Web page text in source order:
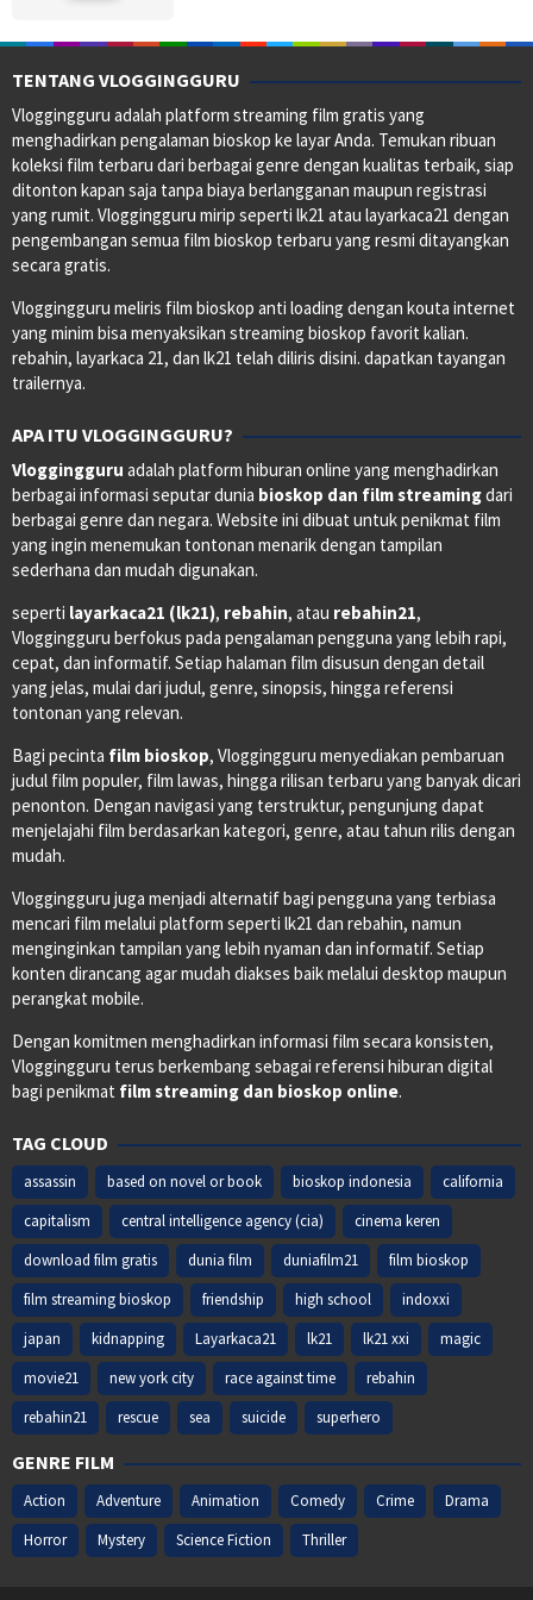
TENTANG VLOGGINGGURU
Vloggingguru adalah platform streaming film gratis yang
menghadirkan pengalaman bioskop ke layar Anda. Temukan ribuan
koleksi film terbaru dari berbagai genre dengan kualitas terbaik, siap
ditonton kapan saja tanpa biaya berlangganan maupun registrasi
yang rumit. Vloggingguru mirip seperti lk21 atau layarkaca21 dengan
pengembangan semua film bioskop terbaru yang resmi ditayangkan
secara gratis.
Vloggingguru meliris film bioskop anti loading dengan kouta internet
yang minim bisa menyaksikan streaming bioskop favorit kalian.
rebahin, layarkaca 21, dan lk21 telah diliris disini. dapatkan tayangan
trailernya.
APA ITU VLOGGINGGURU?
Vloggingguru adalah platform hiburan online yang menghadirkan
berbagai informasi seputar dunia bioskop dan film streamingdari
berbagai genre dan negara. Website ini dibuat untuk penikmat film
yang ingin menemukan tontonan menarik dengan tampilan
sederhana dan mudah digunakan.
seperti layarkaca21 (lk21), rebahin, atau rebahin21,
Vloggingguru berfokus pada pengalaman pengguna yang lebih rapi,
cepat, dan informatif. Setiap halaman film disusun dengan detail
yang jelas, mulai dari judul, genre, sinopsis, hingga referensi
tontonan yang relevan.
Bagi pecinta film bioskop, Vloggingguru menyediakan pembaruan
judul film populer, film lawas, hingga rilisan terbaru yang banyak dicari
penonton. Dengan navigasi yang terstruktur, pengunjung dapat
menjelajahi film berdasarkan kategori, genre, atau tahun rilis dengan
mudah.
Vloggingguru juga menjadi alternatif bagi pengguna yang terbiasa
mencari film melalui platform seperti lk21 dan rebahin, namun
menginginkan tampilan yang lebih nyaman dan informatif. Setiap
konten dirancang agar mudah diakses baik melalui desktop maupun
perangkat mobile.
Dengan komitmen menghadirkan informasi film secara konsisten,
Vloggingguru terus berkembang sebagai referensi hiburan digital
bagi penikmat film streaming dan bioskop online.
TAG CLOUD
assassin based on novel or book bioskop indonesia
california
capitalism
central intelligence agency (cia)
cinema keren
download film gratis
dunia film duniafilm21
film bioskop
film streaming bioskop
friendship high school
indoxxi
japan
kidnapping Layarkaca21 lk21 lk21 xxi
magic
movie21
new york city race against time
rebahin
rebahin21
rescue sea suicide superhero
GENRE FILM
Action Adventure Animation Comedy Crime
Drama
Horror
Mystery Science Fiction Thriller